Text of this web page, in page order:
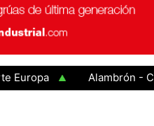
Alambrón - China